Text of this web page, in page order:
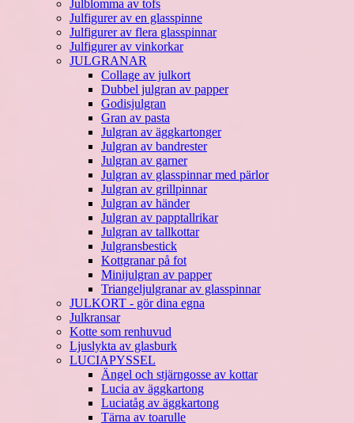
Julblomma av tofs
Julfigurer av en glasspinne
Julfigurer av flera glasspinnar
Julfigurer av vinkorkar
JULGRANAR
Collage av julkort
Dubbel julgran av papper
Godisjulgran
Gran av pasta
Julgran av äggkartonger
Julgran av bandrester
Julgran av garner
Julgran av glasspinnar med pärlor
Julgran av grillpinnar
Julgran av händer
Julgran av papptallrikar
Julgran av tallkottar
Julgransbestick
Kottgranar på fot
Minijulgran av papper
Triangeljulgranar av glasspinnar
JULKORT - gör dina egna
Julkransar
Kotte som renhuvud
Ljuslykta av glasburk
LUCIAPYSSEL
Ängel och stjärngosse av kottar
Lucia av äggkartong
Luciatåg av äggkartong
Tärna av toarulle